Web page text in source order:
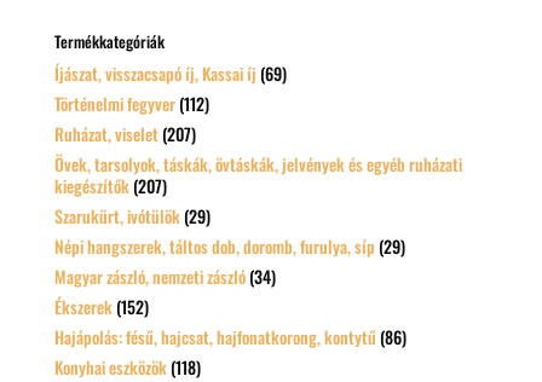
Termékkategóriák
Íjászat, visszacsapó íj, Kassai íj (69)
Történelmi fegyver (112)
Ruházat, viselet (207)
Övek, tarsolyok, táskák, övtáskák, jelvények és egyéb ruházati
kiegészítők (207)
Szarukürt, ivótülök (29)
Népi hangszerek, táltos dob, doromb, furulya, síp (29)
Magyar zászló, nemzeti zászló (34)
Ékszerek (152)
Hajápolás: fésű, hajcsat, hajfonatkorong, kontytű (86)
Konyhai eszközök (118)